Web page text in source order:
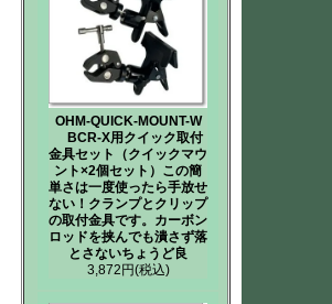
OHM-QUICK-MOUNT-W
BCR-X用クイック取付
金具セット（クイックマウ
ント×2個セット）この簡
単さは一度使ったら手放せ
ない！クランプとクリップ
の取付金具です。カーボン
ロッドを挟んでも潰さず落
とさないちょうど良
3,872円(税込)